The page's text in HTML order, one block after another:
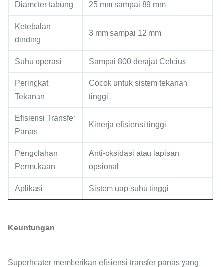
Diameter tabung 25 mm sampai 89 mm
Ketebalan
dinding
3 mm sampai 12 mm
Suhu operasi Sampai 800 derajat Celcius
Peringkat
Tekanan
Cocok untuk sistem tekanan
tinggi
Efisiensi Transfer
Panas
Kinerja efisiensi tinggi
Pengolahan
Permukaan
Anti-oksidasi atau lapisan
opsional
Aplikasi Sistem uap suhu tinggi
Keuntungan
Superheater memberikan efisiensi transfer panas yang